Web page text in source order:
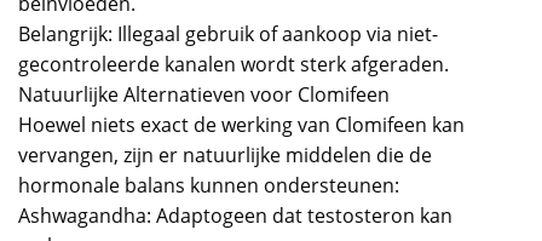
Belangrijk: Illegaal gebruik of aankoop via niet-
gecontroleerde kanalen wordt sterk afgeraden.
Natuurlijke Alternatieven voor Clomifeen
Hoewel niets exact de werking van Clomifeen kan
vervangen, zijn er natuurlijke middelen die de
hormonale balans kunnen ondersteunen:
Ashwagandha: Adaptogeen dat testosteron kan